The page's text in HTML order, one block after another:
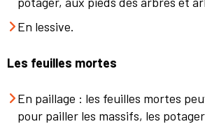
En lessive.
Les feuilles mortes
En paillage : les feuilles mortes
pour pailler les massifs, les